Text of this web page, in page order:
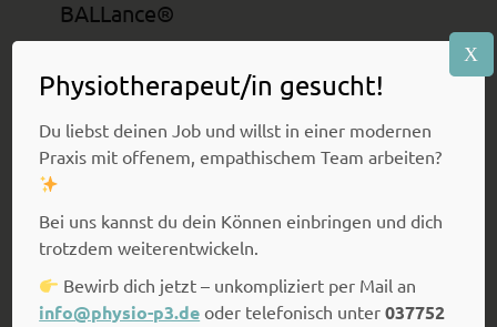
BALLance®
Physiotherapeut/in gesucht!
Du liebst deinen Job und willst in einer modernen
Praxis mit offenem, empathischem Team arbeiten?
Bei uns kannst du dein Können einbringen und dich
trotzdem weiterentwickeln.
Bewirb dich jetzt – unkompliziert per Mail an
info@physio-p3.de oder telefonisch unter037752
X